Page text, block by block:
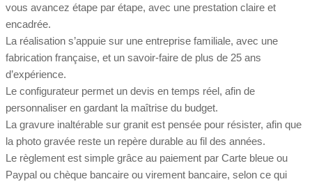
vous avancez étape par étape, avec une prestation claire et
encadrée.
La réalisation s’appuie sur une entreprise familiale, avec une
fabrication française, et un savoir-faire de plus de 25 ans
d’expérience.
Le configurateur permet un devis en temps réel, afin de
personnaliser en gardant la maîtrise du budget.
La gravure inaltérable sur granit est pensée pour résister, afin que
la photo gravée reste un repère durable au fil des années.
Le règlement est simple grâce au paiement par Carte bleue ou
Paypal ou chèque bancaire ou virement bancaire, selon ce qui